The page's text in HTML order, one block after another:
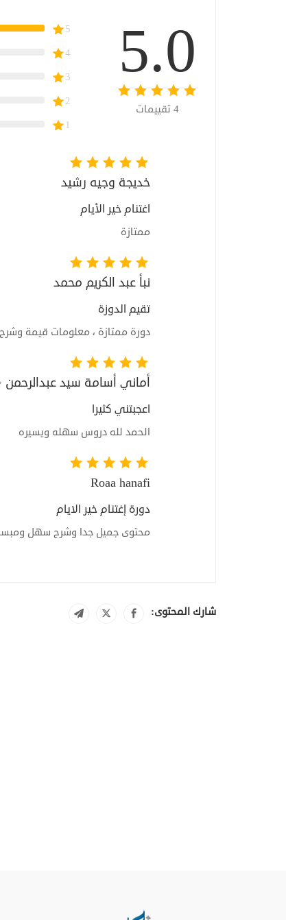
5.0
4تقييمات
5
4
3
2
1
خديجة وجيه رشيد
اغتنام خير الأيام
ممتازة
نبأ عبد الكريم محمد
تقيم الدوزة
دورة ممتازة ، معلومات قيمة
أماني أسامة سيد عبدالرحمن
اعجبتني كثيرا
الحمد لله دروس سهله ويسيره
Roaa hanafi
دورة إغتنام خير الايام
محتوى جميل جدا وشرح سهل ومبسط
شارك المحتوى: